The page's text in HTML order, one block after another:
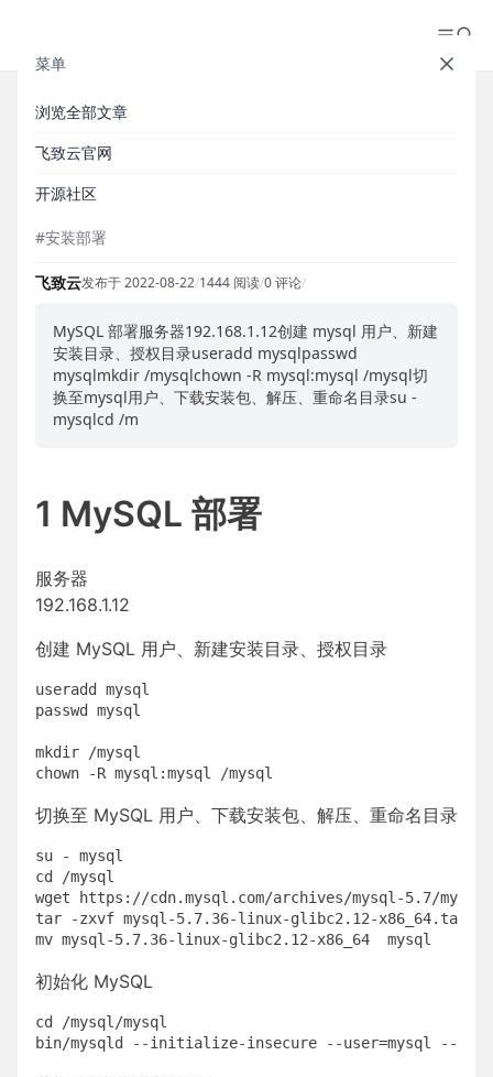
菜单
浏览全部文章
飞致云官网
开源社区
【安装部署】MySQL+Doris 部署
手册
#安装部署
飞致云发布于 2022-08-22/1444 阅读/0 评论/
MySQL 部署服务器192.168.1.12创建 mysql 用户、新建
安装目录、授权目录useradd mysqlpasswd
mysqlmkdir /mysqlchown -R mysql:mysql /mysql切
换至mysql用户、下载安装包、解压、重命名目录su -
mysqlcd /m
1 MySQL 部署
服务器
192.168.1.12
创建 MySQL 用户、新建安装目录、授权目录
useradd mysql
passwd mysql
mkdir /mysql
切换至 MySQL 用户、下载安装包、解压、重命名目录
su - mysql
cd /mysql
wget https://cdn.mysql.com/archives/mysql-5.7/
tar -zxvf mysql-5.7.36-linux-glibc2.12-x86_64.tar.gz
初始化 MySQL
cd /mysql/mysql